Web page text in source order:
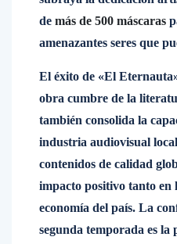
de más de 500 máscaras
amenazantes seres que
El éxito de «El
obra cumbre de la
también consolida la
industria audiovisual
contenidos de calidad
impacto positivo tanto en
economía del país. La
segunda temporada es la